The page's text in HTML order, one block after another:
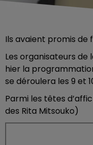
Ils avaient promis de
Les organisateurs de
hier la
se déroulera les 9 et
Parmi les têtes
des Rita Mitsouko)